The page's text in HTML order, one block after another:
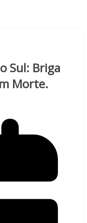
Sul: Briga
Morte.